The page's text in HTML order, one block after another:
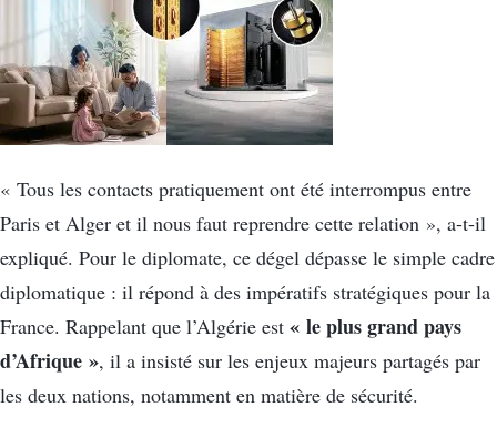
« Tous les contacts pratiquement ont été interrompus entre
Paris et Alger et il nous faut reprendre cette relation », a-t-il
expliqué. Pour le diplomate, ce dégel dépasse le simple cadre
diplomatique : il répond à des impératifs stratégiques pour la
France. Rappelant que l’Algérie est « le plus grand pays
d’Afrique », il a insisté sur les enjeux majeurs partagés par
les deux nations, notamment en matière de sécurité.